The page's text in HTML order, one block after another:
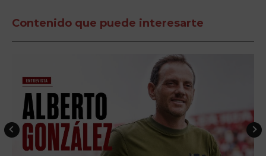
Contenido que puede interesarte